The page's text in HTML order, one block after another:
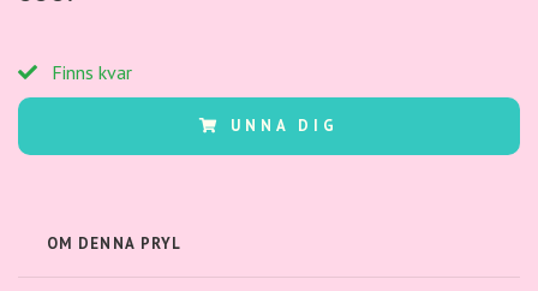
Finns kvar
UNNA DIG
OM DENNA PRYL